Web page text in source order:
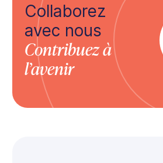
Collaborez
avec nous
Contribuez à
l’avenir